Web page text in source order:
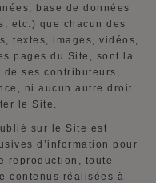
base de données
etc.) que chacun des
textes, images, vidéos,
pages du Site, sont la
de ses contributeurs,
ni aucun autre droit
le Site.
sur le Site est
d’information pour
reproduction, toute
contenus réalisées à